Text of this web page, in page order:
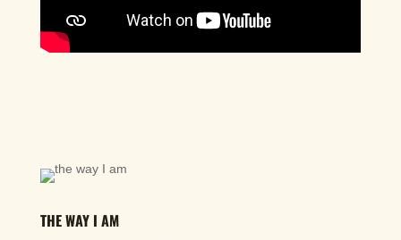
THE WAY I AM